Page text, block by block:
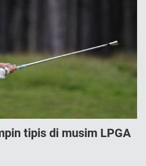
tipis di musim LPGA